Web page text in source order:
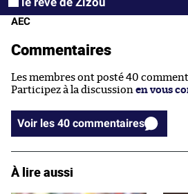
AEC
Commentaires
Les membres ont posté 40
Participez à la discussion en vous
Voir les 40 commentaires
À lire aussi